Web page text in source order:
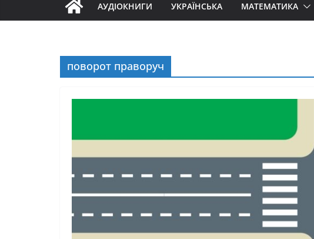
АУДІОКНИГИ УКРАЇНСЬКА МАТЕМАТИКА
поворот праворуч